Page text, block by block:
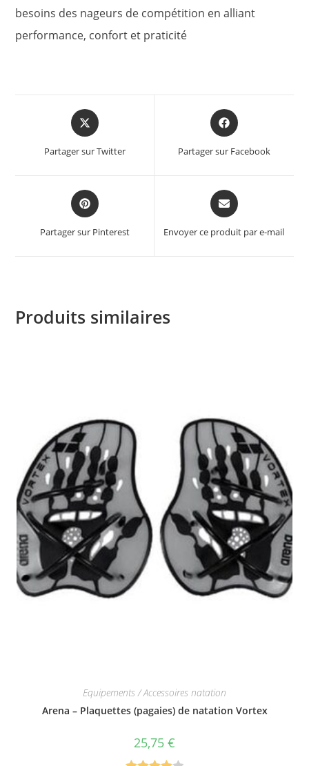
besoins des nageurs de compétition en alliant
performance, confort et praticité
Opens
in
new
Partager sur Twitter
Opens
in
new
Partager sur Facebook
Opens
in
new
Partager sur Pinterest
Opens
in
new
Envoyer ce produit par e-mail
Produits similaires
Equipements / Accessoires natation
Arena – Plaquettes (pagaies) de natation Vortex
25,75 €